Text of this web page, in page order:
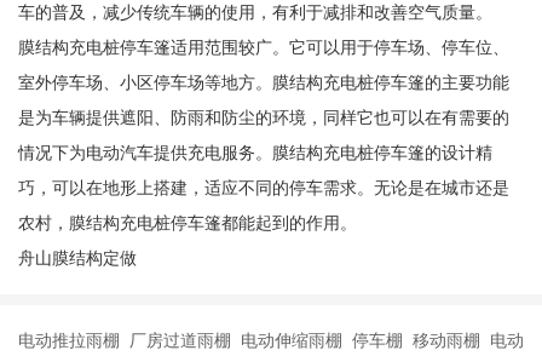
车的普及，减少传统车辆的使用，有利于减排和改善空气质量。
膜结构充电桩停车篷适用范围较广。它可以用于停车场、停车位、
室外停车场、小区停车场等地方。膜结构充电桩停车篷的主要功能
是为车辆提供遮阳、防雨和防尘的环境，同样它也可以在有需要的
情况下为电动汽车提供充电服务。膜结构充电桩停车篷的设计精
巧，可以在地形上搭建，适应不同的停车需求。无论是在城市还是
农村，膜结构充电桩停车篷都能起到的作用。
舟山膜结构定做
电动推拉雨棚 厂房过道雨棚 电动伸缩雨棚 停车棚 移动雨棚 电动